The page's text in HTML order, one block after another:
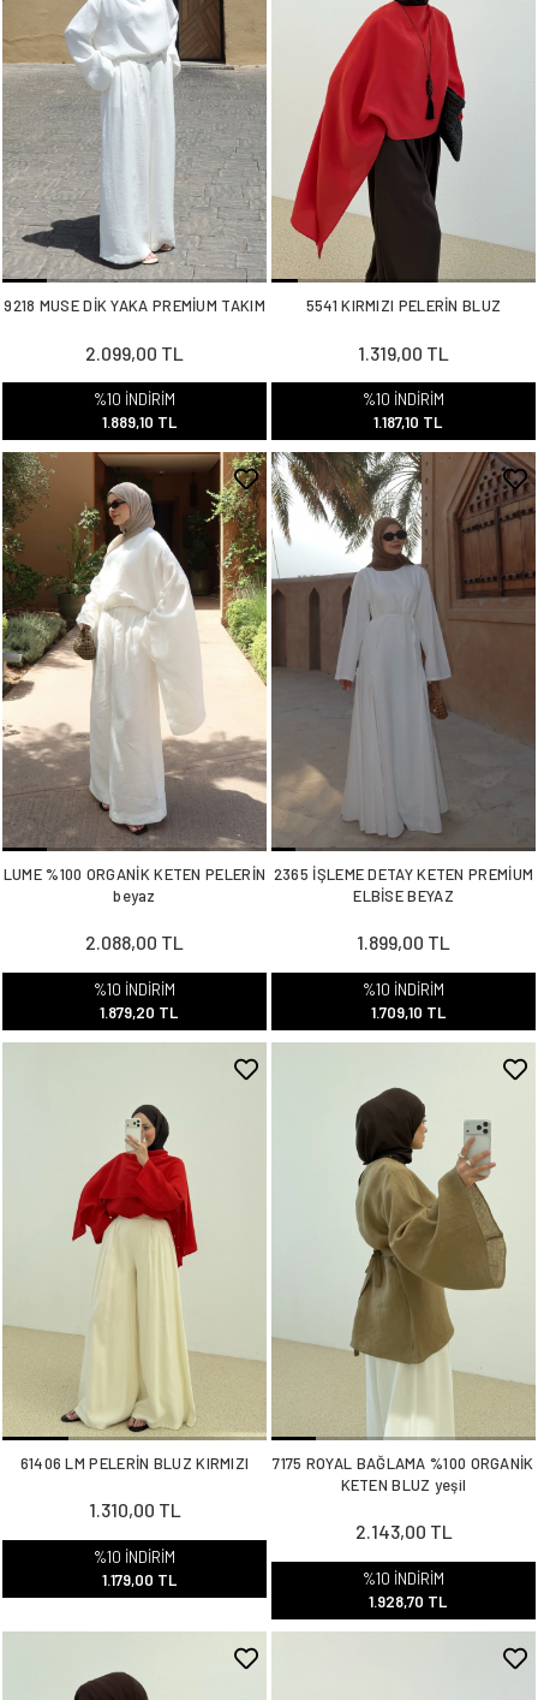
9218 MUSE DİK YAKA PREMİUM TAKIM
2.099,00 TL
%10 İNDİRİM
1.889,10 TL
5541 KIRMIZI PELERİN BLUZ
1.319,00 TL
%10 İNDİRİM
1.187,10 TL
LUME %100 ORGANİK KETEN PELERİN
beyaz
2.088,00 TL
%10 İNDİRİM
1.879,20 TL
2365 İŞLEME DETAY KETEN PREMİUM
ELBİSE BEYAZ
1.899,00 TL
%10 İNDİRİM
1.709,10 TL
61406 LM PELERİN BLUZ KIRMIZI
1.310,00 TL
%10 İNDİRİM
1.179,00 TL
7175 ROYAL BAĞLAMA %100 ORGANİK
KETEN BLUZ yeşil
2.143,00 TL
%10 İNDİRİM
1.928,70 TL